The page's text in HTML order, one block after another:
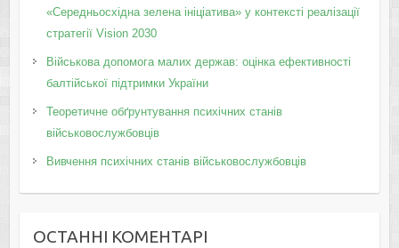
«Середньосхідна зелена ініціатива» у контексті реалізації
стратегії Vision 2030
Військова допомога малих держав: оцінка ефективності
балтійської підтримки України
Теоретичне обґрунтування психічних станів
військовослужбовців
Вивчення психічних станів військовослужбовців
ОСТАННІ КОМЕНТАРІ